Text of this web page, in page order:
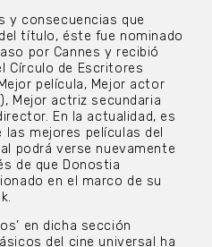
y consecuencias que
título, éste fue nominado
por Cannes y recibió
Círculo de Escritores
película, Mejor actor
Mejor actriz secundaria
En la actualidad, es
mejores películas del
podrá verse nuevamente
de que Donostia
en el marco de su
en dicha sección
del cine universal ha